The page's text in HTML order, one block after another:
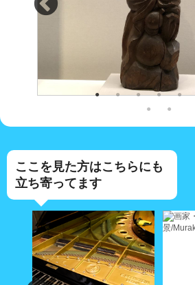
ここを見た方はこちらにも
立ち寄ってます